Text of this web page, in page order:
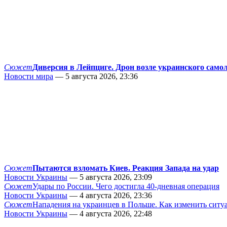
СюжетДиверсия в Лейпциге. Дрон возле украинского
Новости мира — 5 августа 2026, 23:36
СюжетПытаются взломать Киев. Реакция Запада на удар
Новости Украины — 5 августа 2026, 23:09
СюжетУдары по России. Чего достигла 40-дневная операция
Новости Украины — 4 августа 2026, 23:36
СюжетНападения на украинцев в Польше. Как изменить
Новости Украины — 4 августа 2026, 22:48